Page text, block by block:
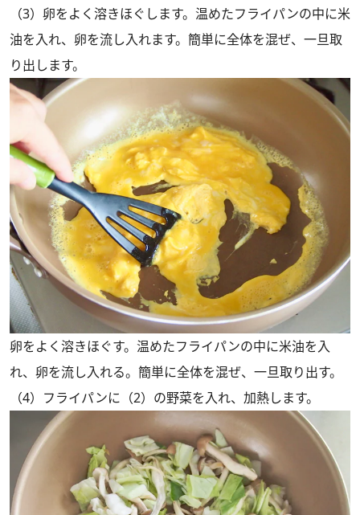
（3）卵をよく溶きほぐします。温めたフライパンの中に米
油を入れ、卵を流し入れます。簡単に全体を混ぜ、一旦取
り出します。
卵をよく溶きほぐす。温めたフライパンの中に米油を入
れ、卵を流し入れる。簡単に全体を混ぜ、一旦取り出す。
（4）フライパンに（2）の野菜を入れ、加熱します。